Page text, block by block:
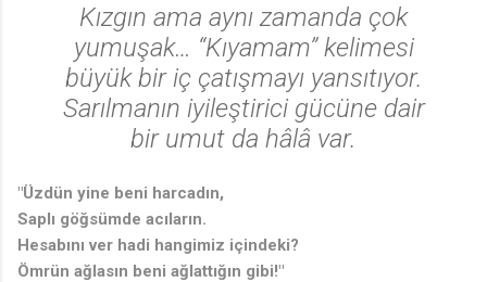
Kızgın ama aynı zamanda çok
yumuşak… “Kıyamam” kelimesi
büyük bir iç çatışmayı yansıtıyor.
Sarılmanın iyileştirici gücüne dair
bir umut da hâlâ var.
"Üzdün yine beni harcadın,
Saplı göğsümde acıların.
Hesabını ver hadi hangimiz içindeki?
Ömrün ağlasın beni ağlattığın gibi!"